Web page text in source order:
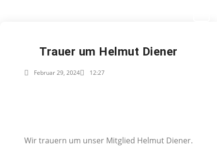
Trauer um Helmut Diener
Februar 29, 2024 12:27
Wir trauern um unser Mitglied Helmut Diener.